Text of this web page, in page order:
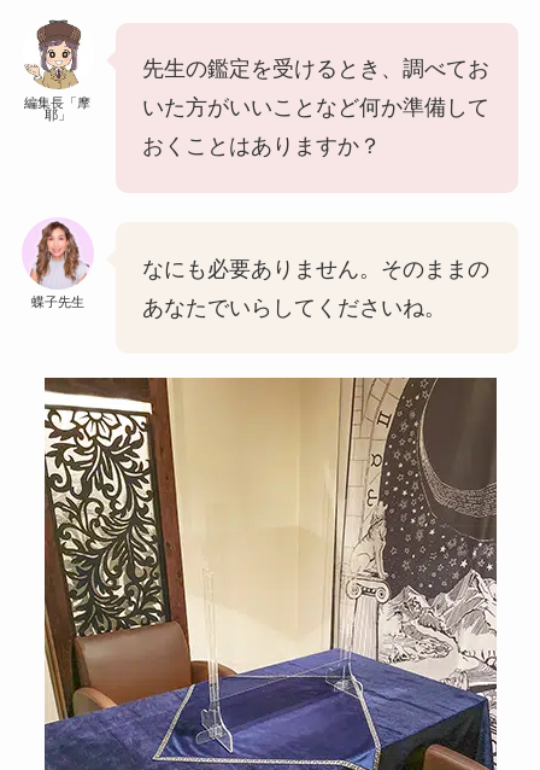
編集長「摩
耶」
先生の鑑定を受けるとき、調べてお
いた方がいいことなど何か準備して
おくことはありますか？
蝶子先生
なにも必要ありません。そのままの
あなたでいらしてくださいね。